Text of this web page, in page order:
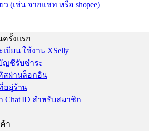
ว (เช่น จากแชท หรือ shopee)
ครั้งแรก
เบียน ใช้งาน XSelly
ญชีรับชำระ
สผ่านล็อกอิน
อยู่ร้าน
Chat ID สำหรับสมาชิก
า